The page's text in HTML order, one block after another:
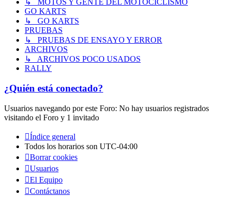
↳ MOTOS Y GENTE DEL MOTOCICLISMO
GO KARTS
↳ GO KARTS
PRUEBAS
↳ PRUEBAS DE ENSAYO Y ERROR
ARCHIVOS
↳ ARCHIVOS POCO USADOS
RALLY
¿Quién está conectado?
Usuarios navegando por este Foro: No hay usuarios registrados
visitando el Foro y 1 invitado
Índice general
Todos los horarios son UTC-04:00
Borrar cookies
Usuarios
El Equipo
Contáctanos